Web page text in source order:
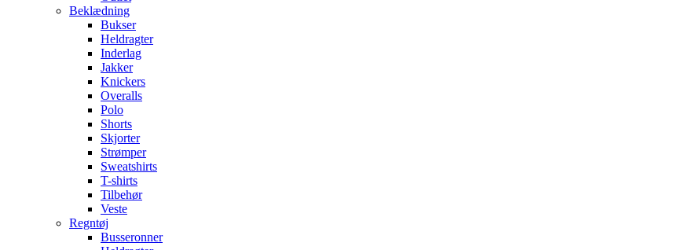
Beklædning
Bukser
Heldragter
Inderlag
Jakker
Knickers
Overalls
Polo
Shorts
Skjorter
Strømper
Sweatshirts
T-shirts
Tilbehør
Veste
Regntøj
Busseronner